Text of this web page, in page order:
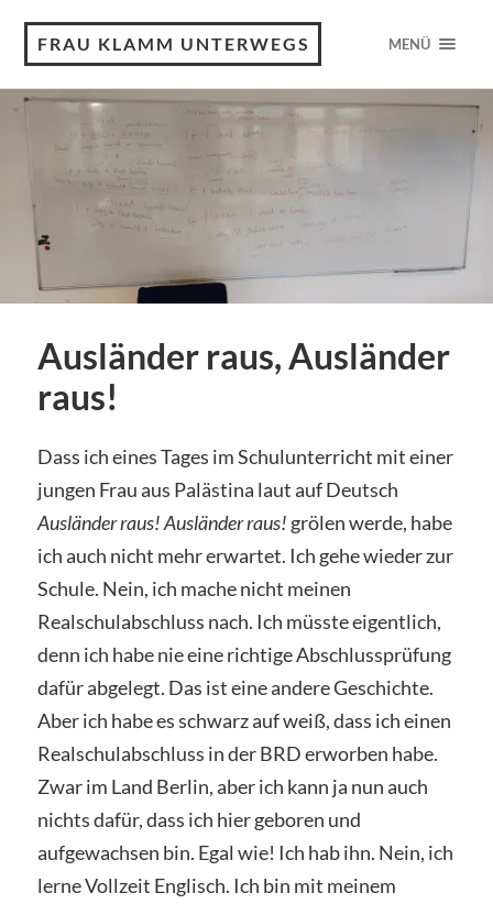
FRAU KLAMM UNTERWEGS MENÜ
Ausländer raus, Ausländer
raus!
Dass ich eines Tages im Schulunterricht mit einer
jungen Frau aus Palästina laut auf Deutsch
Ausländer raus! Ausländer raus! grölen werde, habe
ich auch nicht mehr erwartet. Ich gehe wieder zur
Schule. Nein, ich mache nicht meinen
Realschulabschluss nach. Ich müsste eigentlich,
denn ich habe nie eine richtige Abschlussprüfung
dafür abgelegt. Das ist eine andere Geschichte.
Aber ich habe es schwarz auf weiß, dass ich einen
Realschulabschluss in der BRD erworben habe.
Zwar im Land Berlin, aber ich kann ja nun auch
nichts dafür, dass ich hier geboren und
aufgewachsen bin. Egal wie! Ich hab ihn. Nein, ich
lerne Vollzeit Englisch. Ich bin mit meinem